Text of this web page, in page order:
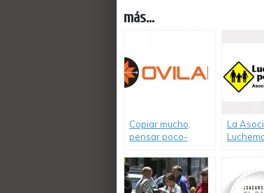
más...
Copiar mucho,
pensar poco-
sobre proyecto
«Alcohol Cero al
conducir un
La